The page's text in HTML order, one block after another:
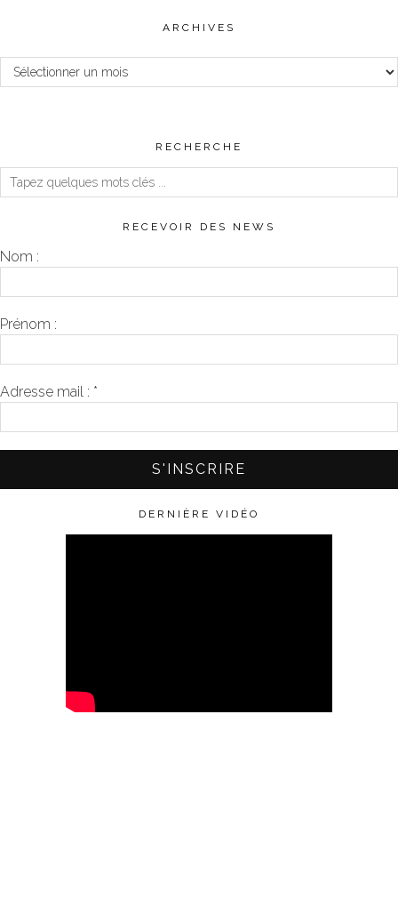
ARCHIVES
Archives
RECHERCHE
RECEVOIR DES NEWS
Nom :
Prénom :
Adresse mail : *
DERNIÈRE VIDÉO